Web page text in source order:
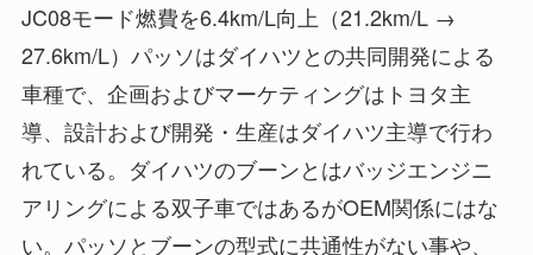
JC08モード燃費を6.4km/L向上（21.2km/L →
27.6km/L）パッソはダイハツとの共同開発による
車種で、企画およびマーケティングはトヨタ主
導、設計および開発・生産はダイハツ主導で行わ
れている。ダイハツのブーンとはバッジエンジニ
アリングによる双子車ではあるがOEM関係にはな
い。パッソとブーンの型式に共通性がない事や、